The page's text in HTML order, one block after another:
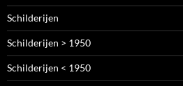
Schilderijen
Schilderijen > 1950
Schilderijen < 1950